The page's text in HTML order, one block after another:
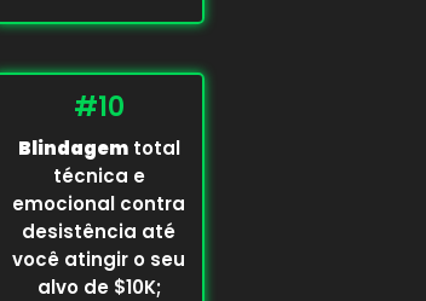
#10
Blindagemtotal
técnica e
emocional contra
desistência até
você atingir o seu
alvo de $10K;